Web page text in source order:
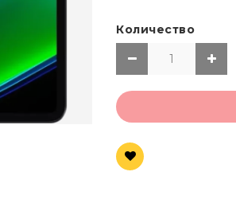
Количество